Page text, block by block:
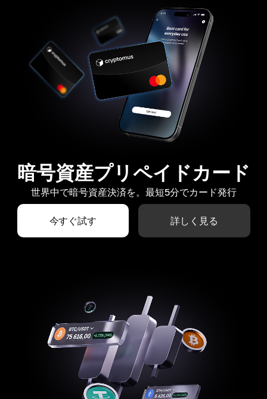
暗号資産プリペイドカード
世界中で暗号資産決済を。最短5分でカード発行
今すぐ試す 詳しく見る